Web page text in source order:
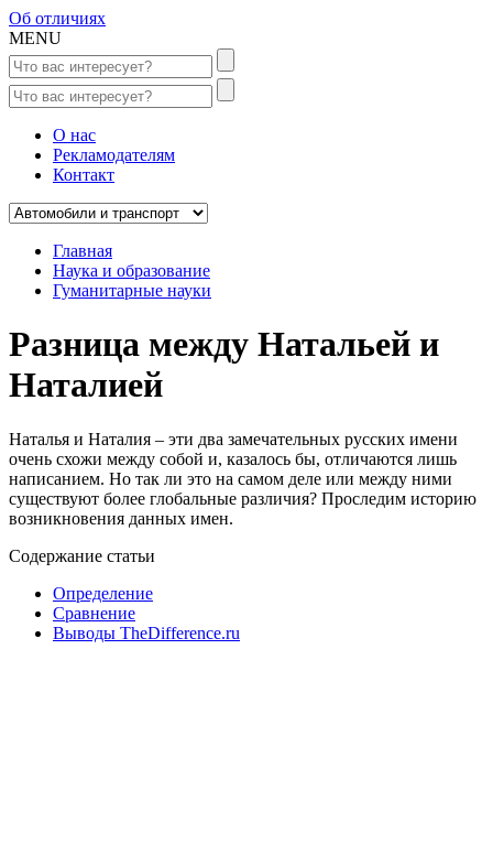
Об отличиях
MENU
О нас
Рекламодателям
Контакт
Главная
Наука и образование
Гуманитарные науки
Разница между Натальей и
Наталией
Наталья и Наталия – эти два замечательных русских имени
очень схожи между собой и, казалось бы, отличаются лишь
написанием. Но так ли это на самом деле или между ними
существуют более глобальные различия? Проследим историю
возникновения данных имен.
Содержание статьи
Определение
Сравнение
Выводы TheDifference.ru